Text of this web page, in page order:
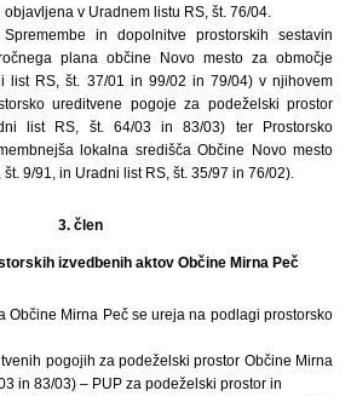
v Uradnem listu RS, št. 76/04.
in dopolnitve pro­storskih sestavin
plana občine Novo mesto za območje
list RS, št. 37/01 in 99/02 in 79/04) v njihovem
ureditvene pogoje za podeželski prostor
list RS, št. 64/03 in 83/03) ter Prostorsko
lokalna središča Občine Novo mesto
9/91, in Uradni list RS, št. 35/97 in 76/02).
3. člen
izvedbenih aktov Občine Mirna Peč
Občine Mirna Peč se ureja na podlagi prostorsko
pogojih za podeželski prostor Občine Mirna
in 83/03) – PUP za podeželski prostor in